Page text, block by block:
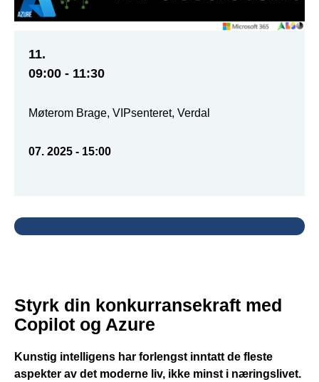
Styrk din konkurransekraft med
Copilot og Azure
Kunstig intelligens har forlengst inntatt de fleste
aspekter av det moderne liv, ikke minst i næringslivet.
11.
09:00 - 11:30
Møterom Brage, VIPsenteret, Verdal
07. 2025 - 15:00